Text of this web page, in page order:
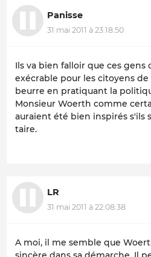
Panisse
31 mai 2011 à 23:18:50
Ils va bien falloir que ces
exécrable pour les citoyens
beurre en pratiquant la
Monsieur Woerth comme
auraient été bien inspirés s'ils
taire.
LR
31 mai 2011 à 22:08:38
A moi, il me semble que